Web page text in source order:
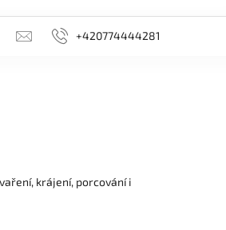
BROUSKY, BRUSKY, OCÍLKY
+420774444281
krájení, porcování i